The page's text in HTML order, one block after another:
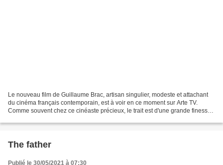
Le nouveau film de Guillaume Brac, artisan singulier, modeste et attachant
du cinéma français contemporain, est à voir en ce moment sur Arte TV.
Comme souvent chez ce cinéaste précieux, le trait est d'une grande finesse.
The father
Publié le 30/05/2021 à 07:30